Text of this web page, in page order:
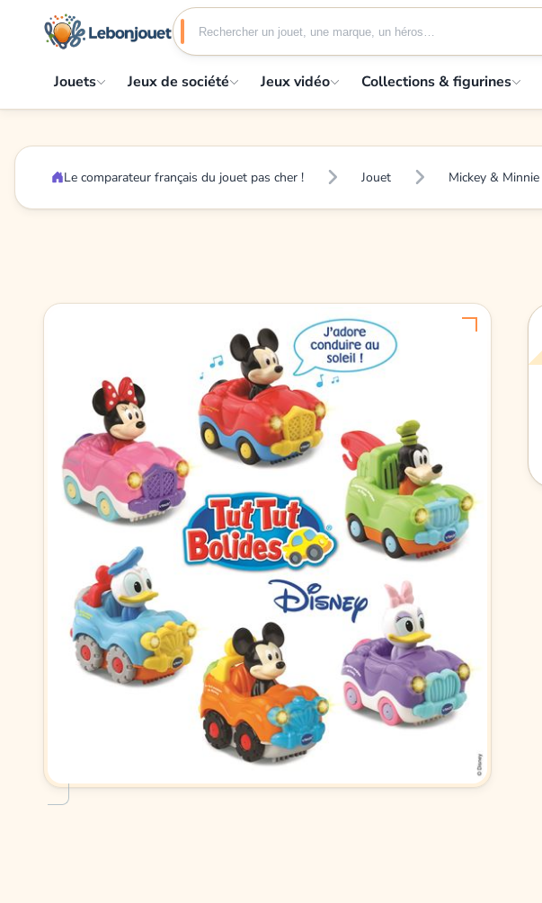
Jouets Jeux de société Jeux vidéo Collections & figurines
Le comparateur français du jouet pas cher ! Jouet Mickey & Minnie